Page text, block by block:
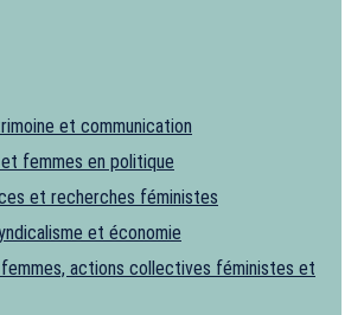
et communication
femmes en politique
et recherches féministes
et économie
actions collectives féministes et